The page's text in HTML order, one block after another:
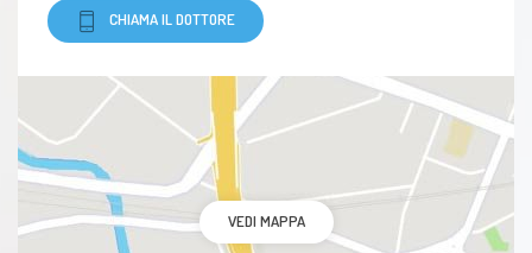
CHIAMA IL DOTTORE
VEDI MAPPA